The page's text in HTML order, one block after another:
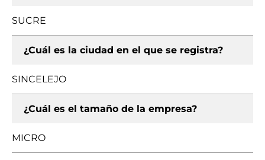
SUCRE
¿Cuál es la ciudad en el que se registra?
SINCELEJO
¿Cuál es el tamaño de la empresa?
MICRO